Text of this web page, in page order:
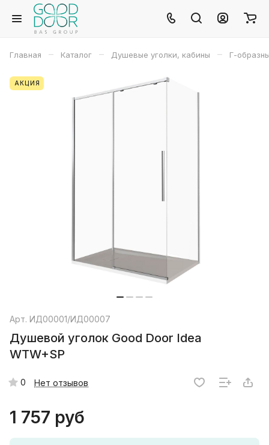
Главная – Каталог – Душевые уголки, кабины – Г-
АКЦИЯ
Арт. ИД00001/ИД00007
Душевой уголок Good Door Idea
WTW+SP
0 Нет отзывов
1 757 руб